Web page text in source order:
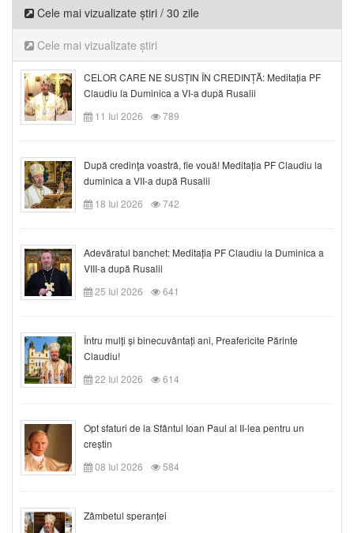
Cele mai vizualizate știri / 30 zile
Cele mai vizualizate știri
CELOR CARE NE SUSȚIN ÎN CREDINȚĂ: Meditația PF
Claudiu la Duminica a VI-a după Rusalii
11 Iul 2026
789
După credinţa voastră, fie vouă! Meditația PF Claudiu la
duminica a VII-a după Rusalii
18 Iul 2026
742
Adevăratul banchet: Meditația PF Claudiu la Duminica a
VIII-a după Rusalii
25 Iul 2026
641
Întru mulți și binecuvântați ani, Preafericite Părinte
Claudiu!
22 Iul 2026
614
Opt sfaturi de la Sfântul Ioan Paul al II-lea pentru un
creștin
08 Iul 2026
584
Zâmbetul speranței